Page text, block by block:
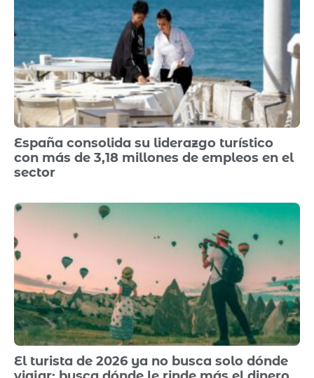
España consolida su liderazgo turístico
con más de 3,18 millones de empleos en el
sector
El turista de 2026 ya no busca solo dónde